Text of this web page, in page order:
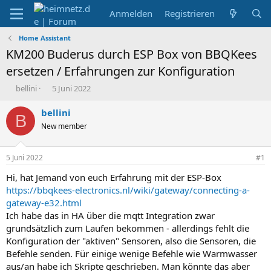
Anmelden Registrieren
Home Assistant
KM200 Buderus durch ESP Box von BBQKees
ersetzen / Erfahrungen zur Konfiguration
E
s
e
bellini
E
s
e
t
a
m
5 Juni 2022
B bellini
New member
5 Juni 2022 #1
Hi, hat Jemand von euch Erfahrung mit der ESP-Box
https://bbqkees-electronics.nl/wiki/gateway/connecting-a-
gateway-e32.html
Ich habe das in HA über die mqtt Integration zwar
grundsätzlich zum Laufen bekommen - allerdings fehlt die
Konfiguration der "aktiven" Sensoren, also die Sensoren, die
Befehle senden. Für einige wenige Befehle wie Warmwasser
aus/an habe ich Skripte geschrieben. Man könnte das aber